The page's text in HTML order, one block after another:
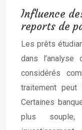
Influence
reports de
Les prêts
dans l’analyse
considérés
traitement peut
Certaines
plus souple,